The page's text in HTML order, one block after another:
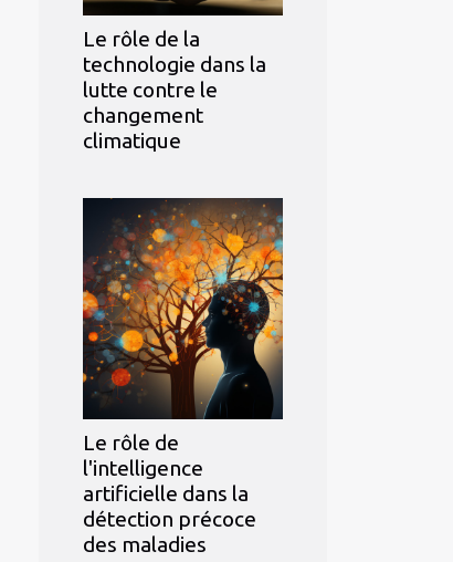
Le rôle de la
technologie dans la
lutte contre le
changement
climatique
Le rôle de
l'intelligence
artificielle dans la
détection précoce
des maladies